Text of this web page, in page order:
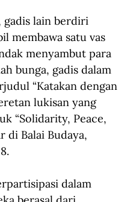
gadis lain berdiri
membawa satu vas
menyambut para
bunga, gadis dalam
“Katakan dengan
lukisan yang
“Solidarity, Peace,
di Balai Budaya,
dalam